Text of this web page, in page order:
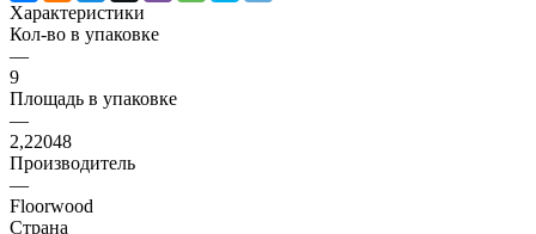
Характеристики
Кол-во в упаковке
—
9
Площадь в упаковке
—
2,22048
Производитель
—
Floorwood
Страна